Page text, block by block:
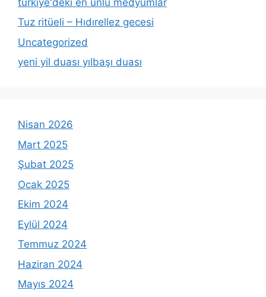
Tuz ritüeli – Hıdırellez gecesi
Uncategorized
yeni yil duası yılbaşı duası
Nisan 2026
Mart 2025
Şubat 2025
Ocak 2025
Ekim 2024
Eylül 2024
Temmuz 2024
Haziran 2024
Mayıs 2024